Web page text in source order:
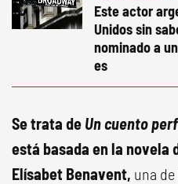
Este actor
Unidos sin
nominado a
es
Se trata de Un cuento
está basada en la novela
Elísabet Benavent, una